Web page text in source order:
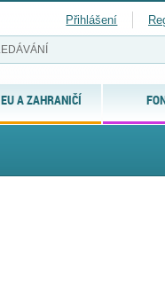
EU A ZAHRANIČÍ
Přihlášení